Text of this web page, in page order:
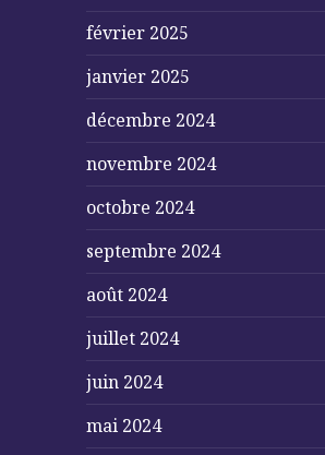
février 2025
janvier 2025
décembre 2024
novembre 2024
octobre 2024
septembre 2024
août 2024
juillet 2024
juin 2024
mai 2024